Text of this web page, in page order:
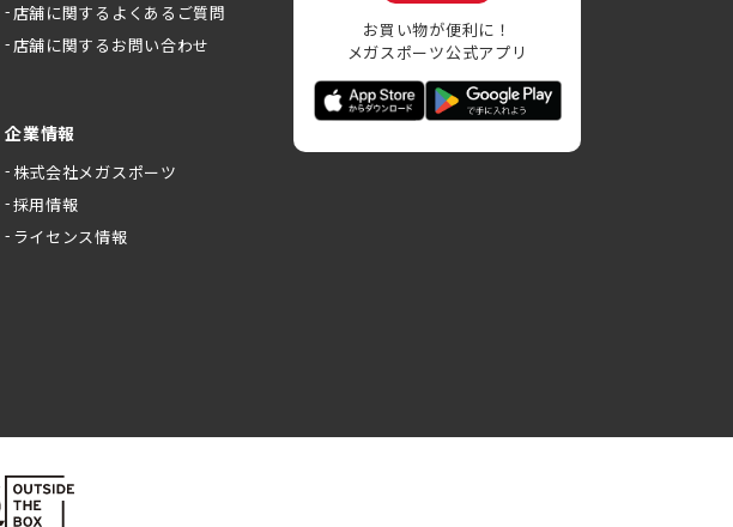
店舗に関するよくあるご質問
店舗に関するお問い合わせ
企業情報
株式会社メガスポーツ
採用情報
ライセンス情報
お買い物が便利に！
メガスポーツ公式アプリ